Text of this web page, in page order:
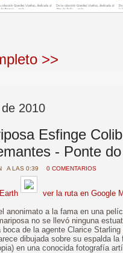
>>
2010
Esfinge
- Ponte
A LAS 0:39 0 COMENTARIOS
ver la ruta en Google
anonimato a la fama en una
no se llevó ninguna
de la agente Clarice Starling
dibujada sobre su espalda
en una conocida fotografía